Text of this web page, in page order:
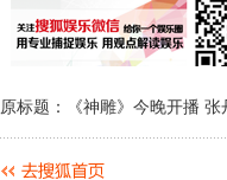
原标题：《神雕》今晚开播 张